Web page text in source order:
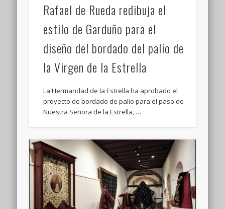
Rafael de Rueda redibuja el
estilo de Garduño para el
diseño del bordado del palio de
la Virgen de la Estrella
La Hermandad de la Estrella ha aprobado el
proyecto de bordado de palio para el paso de
Nuestra Señora de la Estrella, …